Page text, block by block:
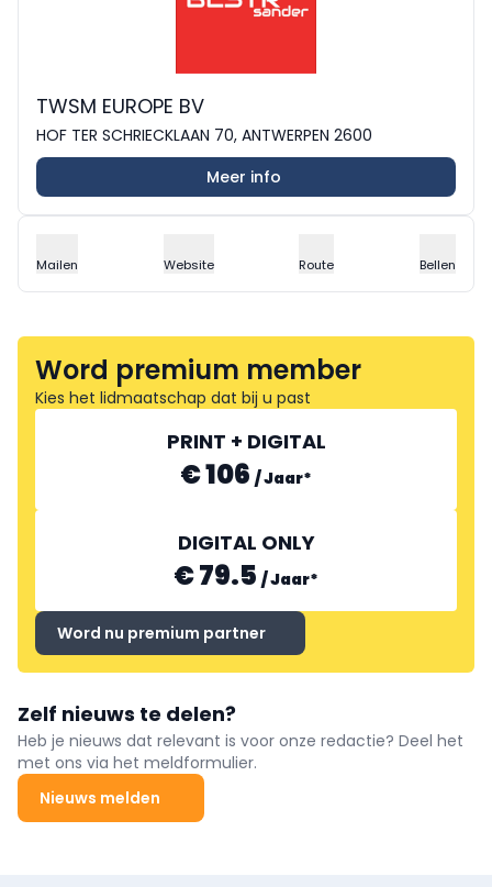
TWSM EUROPE BV
HOF TER SCHRIECKLAAN 70, ANTWERPEN 2600
Meer info
Mailen Website Route Bellen
Word premium member
Kies het lidmaatschap dat bij u past
PRINT + DIGITAL
€ 106 /Jaar*
DIGITAL ONLY
€ 79.5 /Jaar*
Word nu premium partner
Zelf nieuws te delen?
Heb je nieuws dat relevant is voor onze redactie? Deel het
met ons via het meldformulier.
Nieuws melden